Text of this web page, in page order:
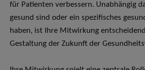
für Patienten verbessern. Unabhängig
gesund sind oder ein spezifisches
haben, ist Ihre Mitwirkung
Gestaltung der Zukunft der